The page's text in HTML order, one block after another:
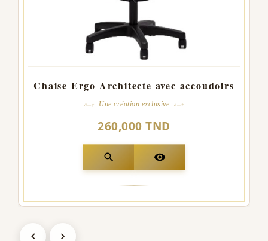
Chaise Ergo Architecte avec accoudoirs
Une création exclusive
260,000 TND
search visibility